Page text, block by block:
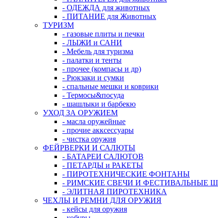
- ОДЕЖДА для животных
- ПИТАНИЕ для Животных
ТУРИЗМ
- газовые плиты и печки
- ЛЫЖИ и САНИ
- Мебель для туризма
- палатки и тенты
- прочее (компасы и др)
- Рюкзаки и сумки
- спальные мешки и коврики
- Термосы&посуда
- шашлыки и барбекю
УХОД ЗА ОРУЖИЕМ
- масла оружейные
- прочие акксессуары
- чистка оружия
ФЕЙРВЕРКИ И САЛЮТЫ
- БАТАРЕИ САЛЮТОВ
- ПЕТАРДЫ и РАКЕТЫ
- ПИРОТЕХНИЧЕСКИЕ ФОНТАНЫ
- РИМСКИЕ СВЕЧИ И ФЕСТИВАЛЬНЫЕ
- ЭЛИТНАЯ ПИРОТЕХНИКА
ЧЕХЛЫ И РЕМНИ ДЛЯ ОРУЖИЯ
- кейсы для оружия